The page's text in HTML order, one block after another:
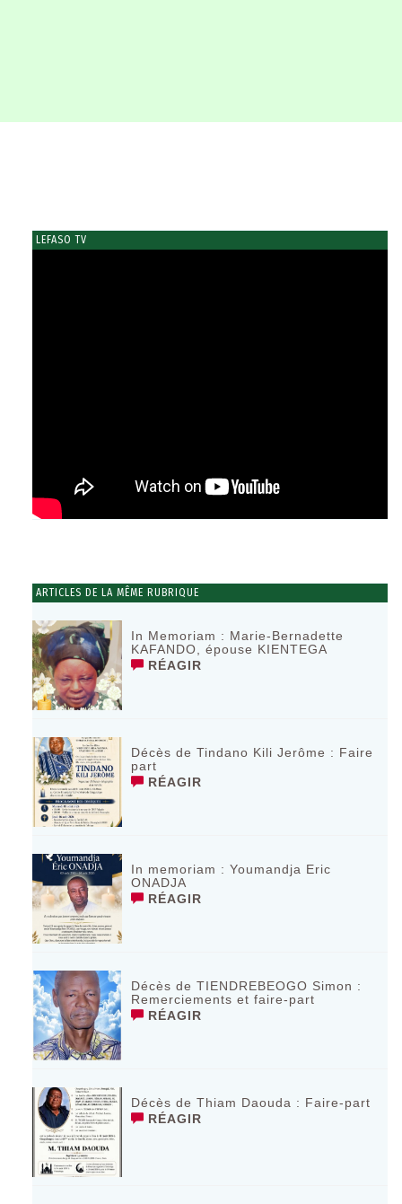
LEFASO TV
ARTICLES DE LA MÊME RUBRIQUE
In Memoriam : Marie-Bernadette
KAFANDO, épouse KIENTEGA
RÉAGIR
Décès de Tindano Kili Jerôme : Faire
part
RÉAGIR
In memoriam : Youmandja Eric
ONADJA
RÉAGIR
Décès de TIENDREBEOGO Simon :
Remerciements et faire-part
RÉAGIR
Décès de Thiam Daouda : Faire-part
RÉAGIR